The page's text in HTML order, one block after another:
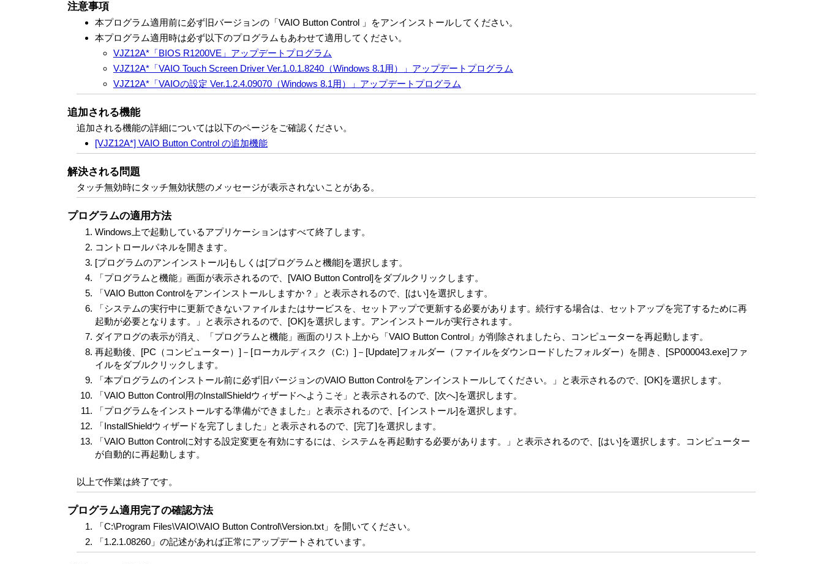
注意事項
本プログラム適用前に必ず旧バージョンの「VAIO Button Control 」をアンインストールしてください。
本プログラム適用時は必ず以下のプログラムもあわせて適用してください。
VJZ12A*「BIOS R1200VE」アップデートプログラム
VJZ12A*「VAIO Touch Screen Driver Ver.1.0.1.8240（Windows 8.1用）」アップデートプログラム
VJZ12A*「VAIOの設定 Ver.1.2.4.09070（Windows 8.1用）」アップデートプログラム
追加される機能
追加される機能の詳細については以下のページをご確認ください。
[VJZ12A*] VAIO Button Control の追加機能
解決される問題
タッチ無効時にタッチ無効状態のメッセージが表示されないことがある。
プログラムの適用方法
Windows上で起動しているアプリケーションはすべて終了します。
コントロールパネルを開きます。
[プログラムのアンインストール]もしくは[プログラムと機能]を選択します。
「プログラムと機能」画面が表示されるので、[VAIO Button Control]をダブルクリックします。
「VAIO Button Controlをアンインストールしますか？」と表示されるので、[はい]を選択します。
「システムの実行中に更新できないファイルまたはサービスを、セットアップで更新する必要があります。続行する場合は、セットアップを完了するために再
起動が必要となります。」と表示されるので、[OK]を選択します。アンインストールが実行されます。
ダイアログの表示が消え、「プログラムと機能」画面のリスト上から「VAIO Button Control」が削除されましたら、コンピューターを再起動します。
再起動後、[PC（コンピューター）]－[ローカルディスク（C:）]－[Update]フォルダー（ファイルをダウンロードしたフォルダー）を開き、[SP000043.exe]ファ
イルをダブルクリックします。
「本プログラムのインストール前に必ず旧バージョンのVAIO Button Controlをアンインストールしてください。」と表示されるので、[OK]を選択します。
「VAIO Button Control用のInstallShieldウィザードへようこそ」と表示されるので、[次へ]を選択します。
「プログラムをインストールする準備ができました」と表示されるので、[インストール]を選択します。
「InstallShieldウィザードを完了しました」と表示されるので、[完了]を選択します。
「VAIO Button Controlに対する設定変更を有効にするには、システムを再起動する必要があります。」と表示されるので、[はい]を選択します。コンピューター
が自動的に再起動します。
以上で作業は終了です。
プログラム適用完了の確認方法
「C:\Program Files\VAIO\VAIO Button Control\Version.txt」を開いてください。
「1.2.1.08260」の記述があれば正常にアップデートされています。